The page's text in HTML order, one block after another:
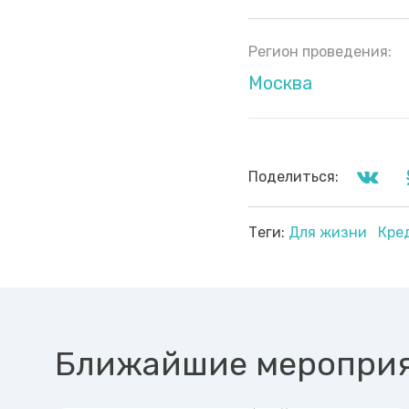
Регион проведения:
Москва
Поделиться:
Теги: Для жизни
Ближайшие